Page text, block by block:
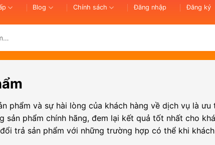
Blog Chính sách Đăng nhập Đăng ký
phẩm và sự hài lòng của khách hàng về dịch vụ là ưu
phẩm chính hãng, đem lại kết quả tốt nhất cho
trả sản phẩm với những trường hợp có thể khi